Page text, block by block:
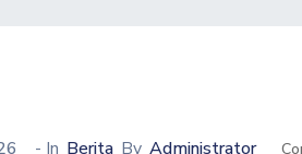
- In Berita By Administrator